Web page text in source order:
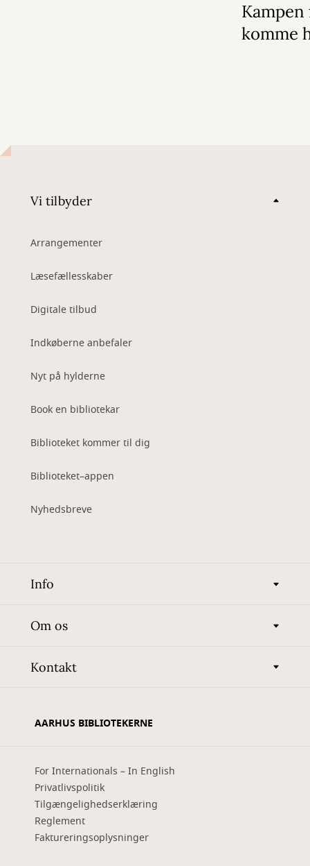
komme
Vi tilbyder
Arrangementer
Læsefællesskaber
Digitale tilbud
Indkøberne anbefaler
Nyt på hylderne
Book en bibliotekar
Biblioteket kommer til dig
Biblioteket–appen
Nyhedsbreve
Info
Om os
Kontakt
AARHUS BIBLIOTEKERNE
For Internationals – In English
Privatlivspolitik
Tilgængelighedserklæring
Reglement
Faktureringsoplysninger